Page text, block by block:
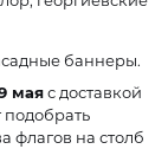
баннеры.
маяс доставкой
флагов на столб